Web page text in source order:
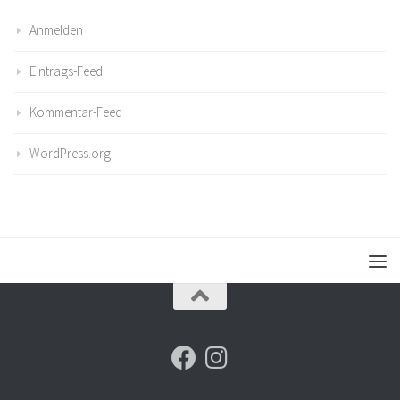
Anmelden
Eintrags-Feed
Kommentar-Feed
WordPress.org